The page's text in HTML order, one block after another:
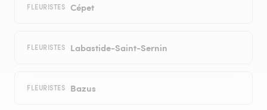
FLEURISTES Cépet
FLEURISTES Labastide-Saint-Sernin
FLEURISTES Bazus